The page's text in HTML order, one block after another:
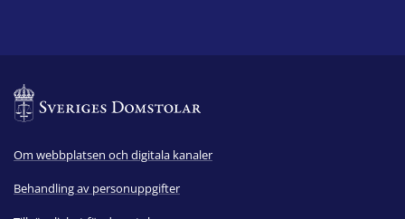
Om webbplatsen och digitala kanaler
Behandling av personuppgifter